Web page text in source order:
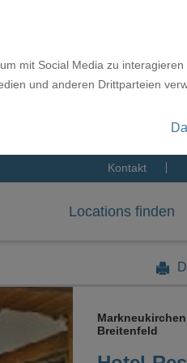
mit Social Media zu
und anderen Drittparteien
Kontakt
Locations finden
Breitenfeld